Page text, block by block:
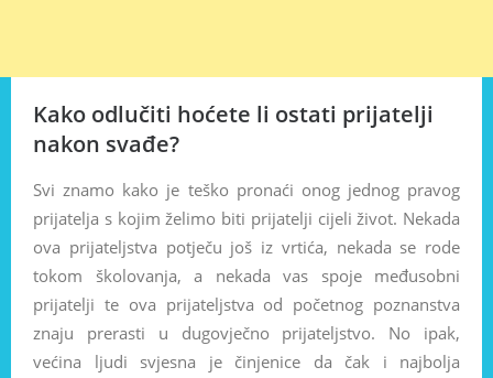
Kako odlučiti hoćete li ostati prijatelji
nakon svađe?
Svi znamo kako je teško pronaći onog jednog pravog
prijatelja s kojim želimo biti prijatelji cijeli život. Nekada
ova prijateljstva potječu još iz vrtića, nekada se rode
tokom školovanja, a nekada vas spoje međusobni
prijatelji te ova prijateljstva od početnog poznanstva
znaju prerasti u dugovječno prijateljstvo. No ipak,
većina ljudi svjesna je činjenice da čak i najbolja